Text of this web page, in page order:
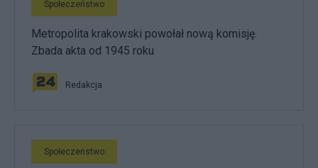
Społeczeństwo
Metropolita krakowski powołał nową komisję.
Zbada akta od 1945 roku
Redakcja
Społeczeństwo